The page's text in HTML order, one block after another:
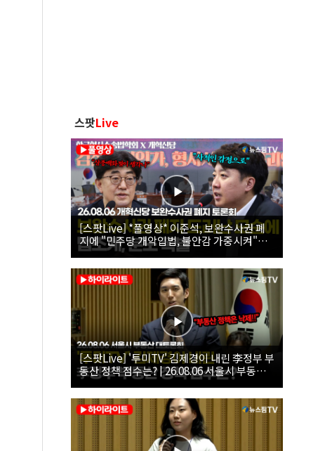
스팟Live
[스팟Live] *풀영상* 이준석, 보완수사권 폐
지에 "민주당 개악입법, 불안감 가중시켜"｜
26.08.06 개혁신당 보완수사권 폐지 토론회
[스팟Live] '투미TV' 김제경이 내린 李정부 부
동산 정책 점수는? | 26.08.06 서울시 부동산
대토론회